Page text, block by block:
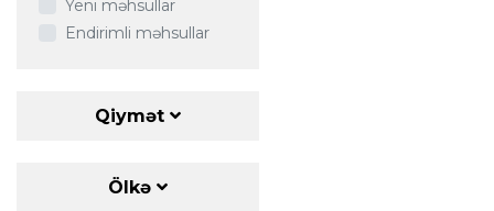
Yeni məhsullar
Endirimli məhsullar
Qiymət
Ölkə